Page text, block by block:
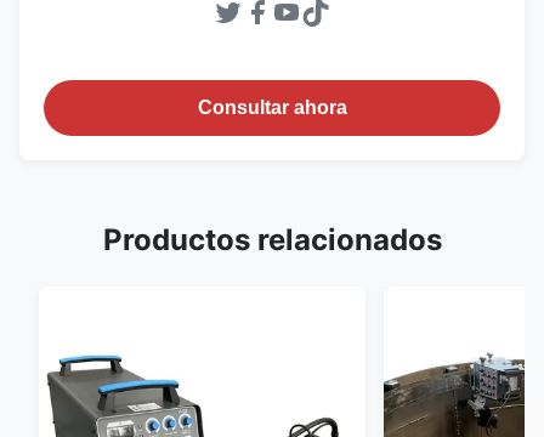
Consultar ahora
Productos relacionados